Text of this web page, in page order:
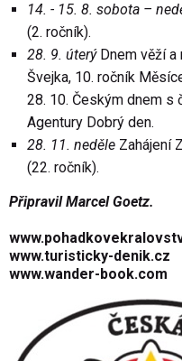
14. - 15. 8. sobota –
(2. ročník).
28. 9. úterýDnem věží a
Švejka, 10. ročník
28. 10. Českým dnem s
Agentury Dobrý den.
28. 11. neděle Zahájení
(22. ročník).
Připravil Marcel Goetz.
www.turisticky-denik.cz
www.wander-book.com